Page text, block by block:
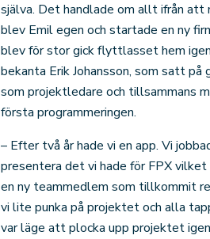
själva. Det handlade om allt ifrån
blev Emil egen och startade en ny
blev för stor gick flyttlasset hem
bekanta Erik Johansson, som satt
som projektledare och tillsammans
första programmeringen.
– Efter två år hade vi en app. Vi
presentera det vi hade för FPX
en ny teammedlem som tillkommit
vi lite punka på projektet och alla
var läge att plocka upp projektet